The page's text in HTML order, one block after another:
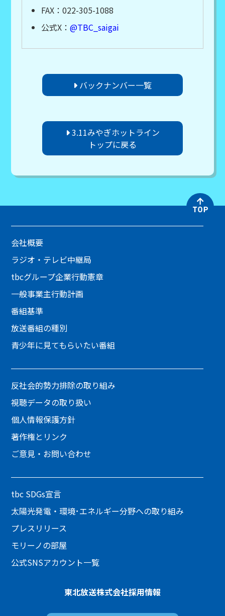
FAX：022-305-1088
公式X： @TBC_saigai
バックナンバー一覧
3.11みやぎホットライン
トップに戻る
会社概要
ラジオ・テレビ中継局
tbcグループ企業行動憲章
一般事業主行動計画
番組基準
放送番組の種別
青少年に見てもらいたい番組
反社会的勢力排除の取り組み
視聴データの取り扱い
個人情報保護方針
著作権とリンク
ご意見・お問い合わせ
tbc SDGs宣言
太陽光発電・環境･エネルギー分野への取り組み
プレスリリース
モリーノの部屋
公式SNSアカウント一覧
東北放送株式会社採用情報